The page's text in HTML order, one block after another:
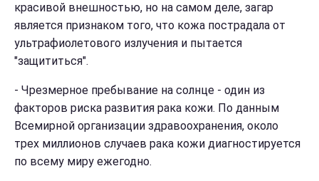
красивой внешностью, но на самом деле, загар
является признаком того, что кожа пострадала от
ультрафиолетового излучения и пытается
"защититься".
- Чрезмерное пребывание на солнце - один из
факторов риска развития рака кожи. По данным
Всемирной организации здравоохранения, около
трех миллионов случаев рака кожи диагностируется
по всему миру ежегодно.